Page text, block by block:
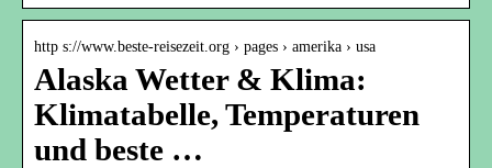
http s://www.beste-reisezeit.org › pages › amerika › usa
Alaska Wetter & Klima:
Klimatabelle, Temperaturen
und beste …